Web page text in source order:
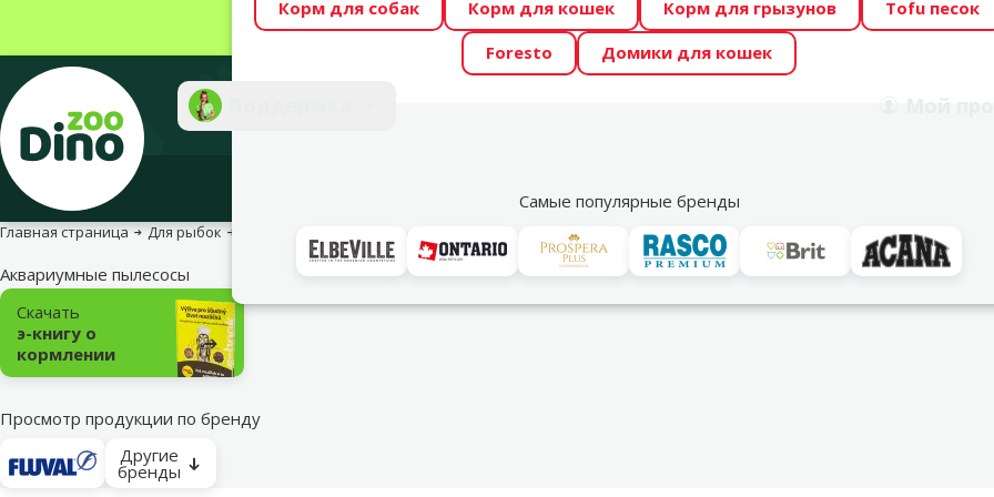
Весь месяц Dino Zoo предлагает отличные цены на ТОП-овые корма! 🍖
Фотоконкурс “GADA ŪSAIŅI”! Возможно Твой питомец станет звездой
Корм для собак Корм для кошек Корм для грызунов
Tofu песок
Foresto
Домики для кошек
Самые популярные бренды
Акции
Главная страница Для рыбок Все для чистки аквариума
Аквариумные пылесосы
Подкатегория
Скачать
э-книгу о
кормлении
Просмотр продукции по бренду
Другие
бренды